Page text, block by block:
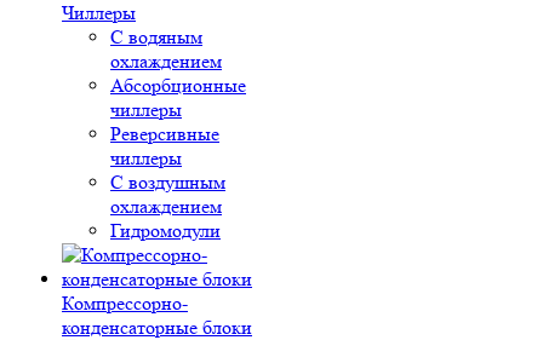
Чиллеры
С водяным
охлаждением
Абсорбционные
чиллеры
Реверсивные
чиллеры
С воздушным
охлаждением
Гидромодули
Компрессорно-
конденсаторные блоки